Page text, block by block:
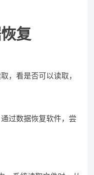
复
，看是否可以读取，
过数据恢复软件，尝